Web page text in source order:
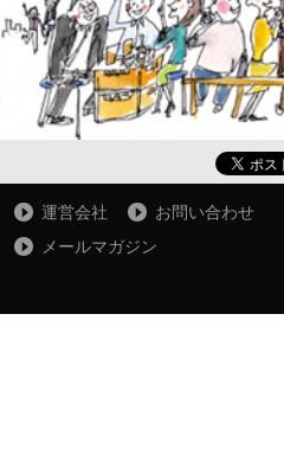
運営会社
お問い合わせ
メールマガジン